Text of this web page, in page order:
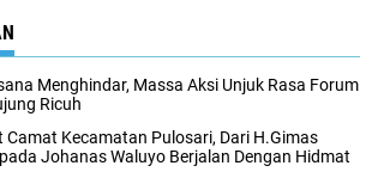
Menghindar, Massa Aksi Unjuk Rasa Forum
Ricuh
Camat Kecamatan Pulosari, Dari H.Gimas
Johanas Waluyo Berjalan Dengan Hidmat